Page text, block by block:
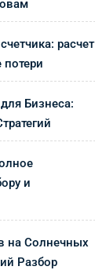
расчет
Бизнеса:
и
на Солнечных
Разбор